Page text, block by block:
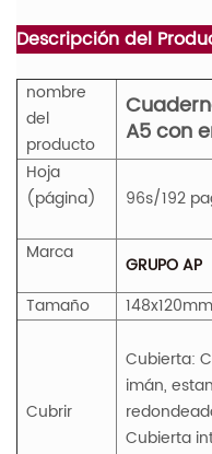
Descripción del
nombre
del
producto
A5 con
Hoja
(página)
96s/192
Marca
GRUPO AP
Tamaño
148x120mm
Cubrir
Cubierta:
imán,
Cubierta